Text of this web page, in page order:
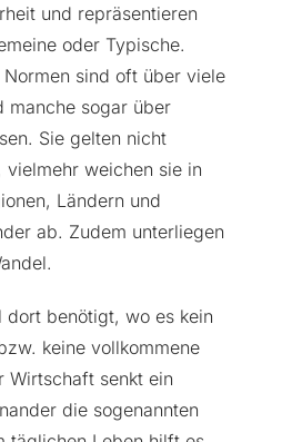
und repräsentieren
oder Typische.
sind oft über viele
manche sogar über
Sie gelten nicht
weichen sie in
Ländern und
ab. Zudem unterliegen
benötigt, wo es kein
keine vollkommene
Wirtschaft senkt ein
die sogenannten